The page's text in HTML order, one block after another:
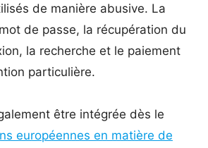
de manière abusive. La
de passe, la récupération du
la recherche et le paiement
particulière.
être intégrée dès le
européennes en matière de